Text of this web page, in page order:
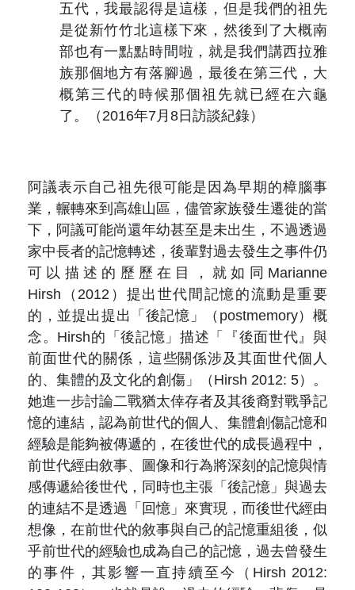
五代，我最認得是這樣，但是我們的祖先
是從新竹竹北這樣下來，然後到了大概南
部也有一點點時間啦，就是我們講西拉雅
族那個地方有落腳過，最後在第三代，大
概第三代的時候那個祖先就已經在六龜
了。（2016年7月8日訪談紀錄）
阿議表示自己祖先很可能是因為早期的樟腦事
業，輾轉來到高雄山區，儘管家族發生遷徙的當
下，阿議可能尚還年幼甚至是未出生，不過透過
家中長者的記憶轉述，後輩對過去發生之事件仍
可以描述的歷歷在目，就如同Marianne
Hirsh（2012）提出世代間記憶的流動是重要
的，並提出提出「後記憶」（postmemory）概
念。Hirsh的「後記憶」描述「『後面世代』與
前面世代的關係，這些關係涉及其面世代個人
的、集體的及文化的創傷」（Hirsh 2012: 5）。
她進一步討論二戰猶太倖存者及其後裔對戰爭記
憶的連結，認為前世代的個人、集體創傷記憶和
經驗是能夠被傳遞的，在後世代的成長過程中，
前世代經由敘事、圖像和行為將深刻的記憶與情
感傳遞給後世代，同時也主張「後記憶」與過去
的連結不是透過「回憶」來實現，而後世代經由
想像，在前世代的敘事與自己的記憶重組後，似
乎前世代的經驗也成為自己的記憶，過去曾發生
的事件，其影響一直持續至今（Hirsh 2012: